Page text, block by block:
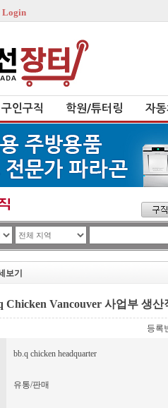
Login
구인구직 학원/튜터링 자
보기
Chicken Vancouver 사업부 생
등록
bb.q chicken headquarter
유통/판매